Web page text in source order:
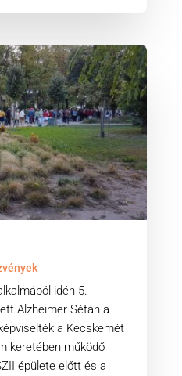
idén 5.
Alzheimer Sétán a
a Kecskemét
keretében működő
épülete előtt és a